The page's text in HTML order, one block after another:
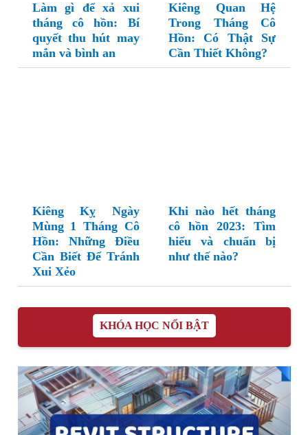
Làm gì để xả xui
tháng cô hồn: Bí
quyết thu hút may
mắn và bình an
Kiêng Quan Hệ
Trong Tháng Cô
Hồn: Có Thật Sự
Cần Thiết Không?
Kiêng Kỵ Ngày
Mùng 1 Tháng Cô
Hồn: Những Điều
Cần Biết Để Tránh
Xui Xẻo
Khi nào hết tháng
cô hồn 2023: Tìm
hiểu và chuẩn bị
như thế nào?
KHÓA HỌC NỔI BẬT